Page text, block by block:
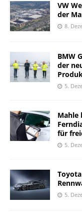
VW
der
8.
BMW
der
5.
Mahle
für
5.
Toyota
5.